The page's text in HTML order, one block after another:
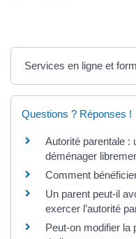
Services en ligne et
Questions ? Réponses !
Autorité parentale :
déménager
Comment
Un parent peut-il
exercer l’autorité
Peut-on modifier la